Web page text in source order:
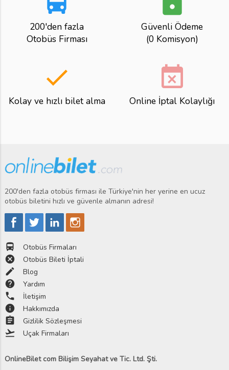
200'den fazla
Otobüs Firması
Güvenli Ödeme
(0 Komisyon)
done
Kolay ve hızlı bilet alma
event_busy
Online İptal Kolaylığı
200'den fazla otobüs firması ile Türkiye'nin her yerine en ucuz
otobüs biletini hızlı ve güvenle almanın adresi!
directions_bus Otobüs Firmaları
cancel Otobüs Bileti İptali
edit Blog
help Yardım
phone İletişim
info Hakkımızda
assignment Gizlilik Sözleşmesi
flight_takeoff Uçak Firmaları
OnlineBilet com Bilişim Seyahat ve Tic. Ltd. Şti.